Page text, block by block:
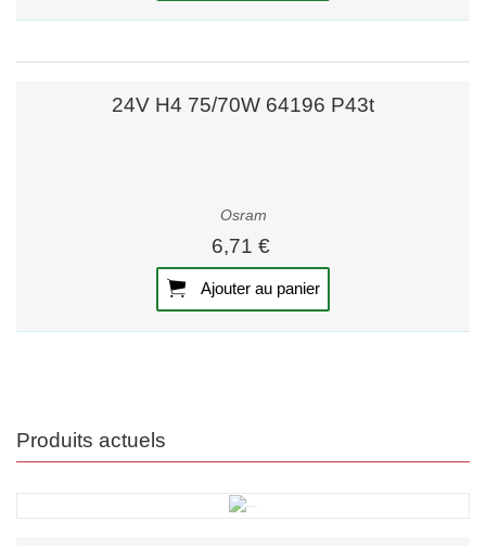
24V H4 75/70W 64196 P43t
Osram
6,71 €
Ajouter au panier
Produits actuels